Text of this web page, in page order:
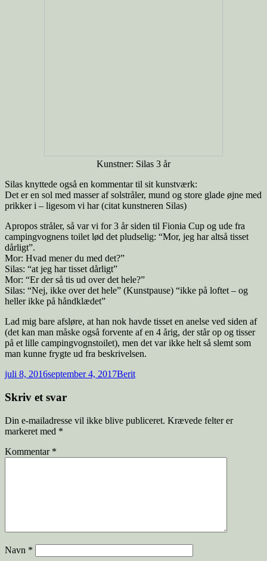
Kunstner: Silas 3 år
Silas knyttede også en kommentar til sit kunstværk:
Det er en sol med masser af solstråler, mund og store glade øjne med
prikker i – ligesom vi har (citat kunstneren Silas)
Apropos stråler, så var vi for 3 år siden til Fionia Cup og ude fra
campingvognens toilet lød det pludselig: “Mor, jeg har altså tisset
dårligt”.
Mor: Hvad mener du med det?”
Silas: “at jeg har tisset dårligt”
Mor: “Er der så tis ud over det hele?”
Silas: “Nej, ikke over det hele” (Kunstpause) “ikke på loftet – og
heller ikke på håndklædet”
Lad mig bare afsløre, at han nok havde tisset en anelse ved siden af
(det kan man måske også forvente af en 4 årig, der står op og tisser
på et lille campingvognstoilet), men det var ikke helt så slemt som
man kunne frygte ud fra beskrivelsen.
juli 8, 2016september 4, 2017Berit
Skriv et svar
Din e-mailadresse vil ikke blive publiceret. Krævede felter er
markeret med *
Kommentar *
Navn *